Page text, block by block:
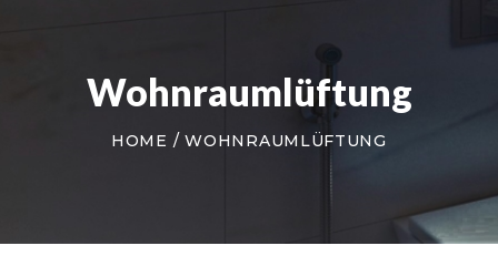
Wohnraumlüftung
HOME WOHNRAUMLÜFTUNG